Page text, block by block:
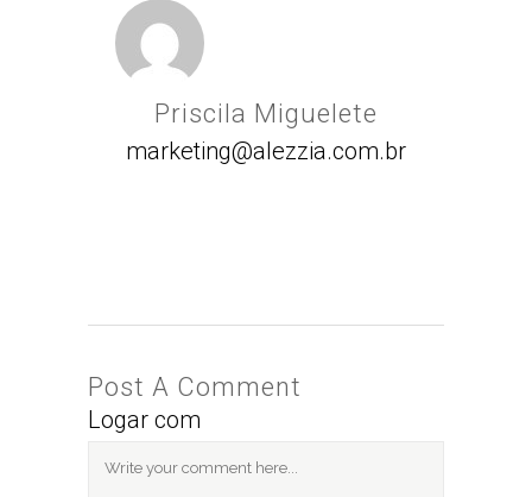
Priscila Miguelete
marketing@alezzia.com.br
Post A Comment
Logar com